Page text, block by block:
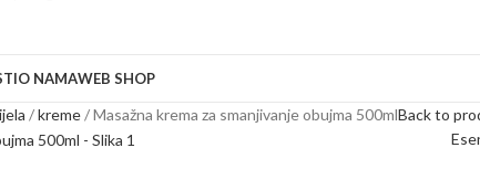
O NAMAWEB SHOP
kreme Masažna krema za smanjivanje obujma 500mlBack to